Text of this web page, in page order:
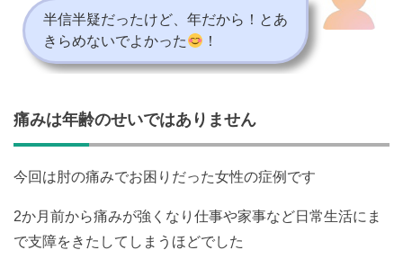
半信半疑だったけど、年だから！とあ
きらめないでよかった
！
痛みは年齢のせいではありません
今回は肘の痛みでお困りだった女性の症例です
2か月前から痛みが強くなり仕事や家事など日常生活にま
で支障をきたしてしまうほどでした